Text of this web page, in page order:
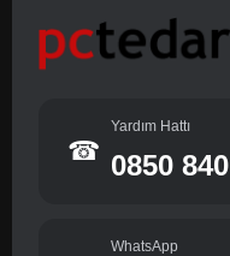
☎
Yardım Hattı
0850
WhatsApp